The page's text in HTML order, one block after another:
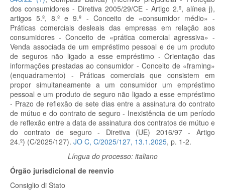
dos consumidores - Diretiva 2005/29/CE - Artigo 2.º, alínea j),
artigos 5.º, 8.º e 9.º - Conceito de «consumidor médio» -
Práticas comerciais desleais das empresas em relação aos
consumidores - Conceito de «prática comercial agressiva» -
Venda associada de um empréstimo pessoal e de um produto
de seguros não ligado a esse empréstimo - Orientação das
informações prestadas ao consumidor - Conceito de «framing»
(enquadramento) - Práticas comerciais que consistem em
propor simultaneamente a um consumidor um empréstimo
pessoal e um produto de seguro não ligado a esse empréstimo
- Prazo de reflexão de sete dias entre a assinatura do contrato
de mútuo e do contrato de seguro - Inexistência de um período
de reflexão entre a data de assinatura dos contratos de mútuo e
do contrato de seguro - Diretiva (UE) 2016/97 - Artigo
24.º) (C/2025/127). JO C, C/2025/127, 13.1.2025, p. 1-2.
Língua do processo: italiano
Órgão jurisdicional de reenvio
Consiglio di Stato